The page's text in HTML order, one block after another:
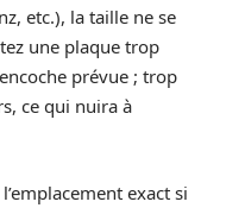
etc.), la taille ne se
une plaque trop
prévue ; trop
ce qui nuira à
exact si